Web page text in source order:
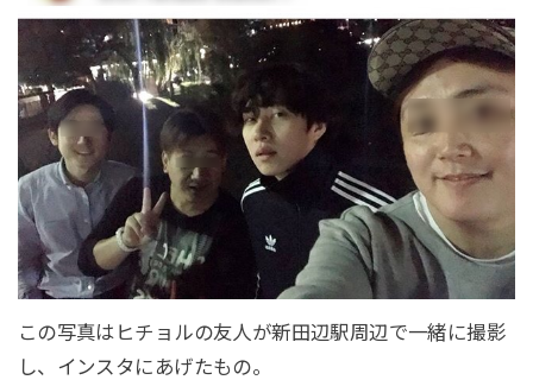
この写真はヒチョルの友人が新田辺駅周辺で一緒に撮影
し、インスタにあげたもの。